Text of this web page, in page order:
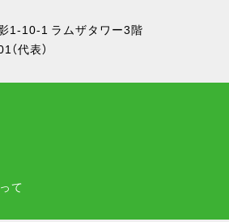
1-10-1 ラムザタワー3階
（代表）
て